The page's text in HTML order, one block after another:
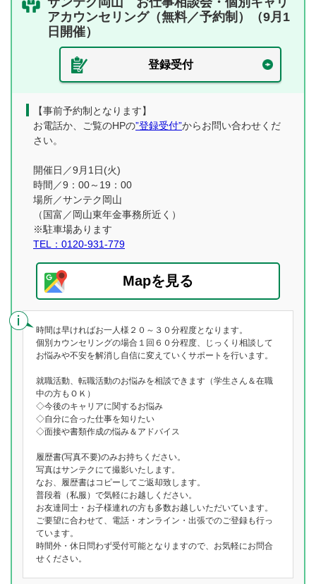
アカウンセリング（無料／予約制）（9月1
日開催）
登録受付
【事前予約制となります】
お電話か、ご覧のHPの”登録受付”からお問い合わせくだ
さい。
開催日／9月1日(火)
時間／9：00～19：00
場所／サンテク岡山
（国富／岡山東年金事務所近く）
※駐車場あります
TEL：0120-931-779
Mapを見る
時間は早ければお一人様２０～３０分程度となります。
個別カウンセリングの場合１回６０分程度、じっくり相談して
お悩みや不安を解消し自信に変えていくサポートを行います。
就職活動、転職活動のお悩みを相談できます（学生さん＆在職
中の方もＯＫ）
◇今後のキャリアに関するお悩み
◇自分に合った仕事を知りたい
◇面接や書類作成の悩み＆アドバイス
履歴書(写真不要)のみお持ちください。
写真はサンテクにて撮影いたします。
なお、履歴書はコピーしてご返却致します。
普段着（私服）で気軽にお越しください。
お友達同士・お子様連れの方も多数お越しいただいています。
ご要望に合わせて、電話・オンライン・出張でのご登録も行っ
ています。
時間外・休日問わず受付可能となりますので、お気軽にお問合
せください。